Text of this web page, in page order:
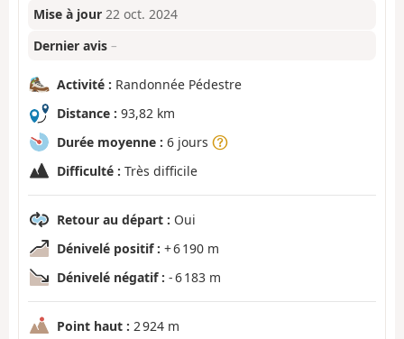
Mise à jour 22 oct. 2024
Dernier avis –
Activité : Randonnée Pédestre
Distance : 93,82 km
Durée moyenne : 6 jours
Difficulté : Très difficile
Retour au départ : Oui
Dénivelé positif : + 6 190 m
Dénivelé négatif : - 6 183 m
Point haut : 2 924 m